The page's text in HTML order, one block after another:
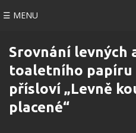
☰ MENU
Srovnání levných
toaletního papíru
přísloví „Levně
placené“